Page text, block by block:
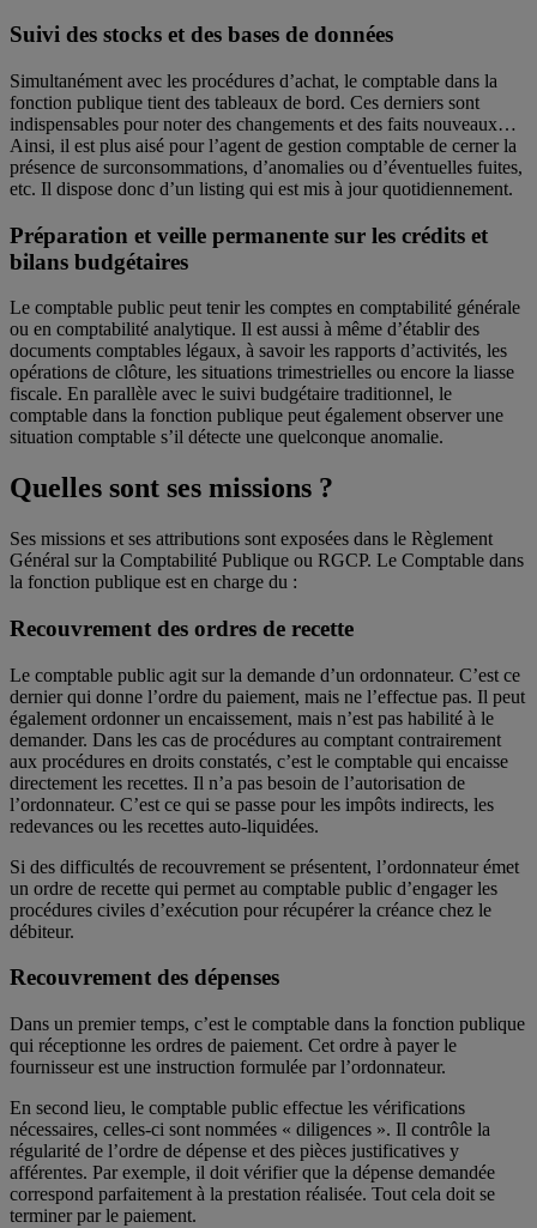
Suivi des stocks et des bases de données
Simultanément avec les procédures d’achat, le comptable dans la
fonction publique tient des tableaux de bord. Ces derniers sont
indispensables pour noter des changements et des faits nouveaux…
Ainsi, il est plus aisé pour l’agent de gestion comptable de cerner la
présence de surconsommations, d’anomalies ou d’éventuelles fuites,
etc. Il dispose donc d’un listing qui est mis à jour quotidiennement.
Préparation et veille permanente sur les crédits et
bilans budgétaires
Le comptable public peut tenir les comptes en comptabilité générale
ou en comptabilité analytique. Il est aussi à même d’établir des
documents comptables légaux, à savoir les rapports d’activités, les
opérations de clôture, les situations trimestrielles ou encore la liasse
fiscale. En parallèle avec le suivi budgétaire traditionnel, le
comptable dans la fonction publique peut également observer une
situation comptable s’il détecte une quelconque anomalie.
Quelles sont ses missions ?
Ses missions et ses attributions sont exposées dans le Règlement
Général sur la Comptabilité Publique ou RGCP. Le Comptable dans
la fonction publique est en charge du :
Recouvrement des ordres de recette
Le comptable public agit sur la demande d’un ordonnateur. C’est ce
dernier qui donne l’ordre du paiement, mais ne l’effectue pas. Il peut
également ordonner un encaissement, mais n’est pas habilité à le
demander. Dans les cas de procédures au comptant contrairement
aux procédures en droits constatés, c’est le comptable qui encaisse
directement les recettes. Il n’a pas besoin de l’autorisation de
l’ordonnateur. C’est ce qui se passe pour les impôts indirects, les
redevances ou les recettes auto-liquidées.
Si des difficultés de recouvrement se présentent, l’ordonnateur émet
un ordre de recette qui permet au comptable public d’engager les
procédures civiles d’exécution pour récupérer la créance chez le
débiteur.
Recouvrement des dépenses
Dans un premier temps, c’est le comptable dans la fonction publique
qui réceptionne les ordres de paiement. Cet ordre à payer le
fournisseur est une instruction formulée par l’ordonnateur.
En second lieu, le comptable public effectue les vérifications
nécessaires, celles-ci sont nommées « diligences ». Il contrôle la
régularité de l’ordre de dépense et des pièces justificatives y
afférentes. Par exemple, il doit vérifier que la dépense demandée
correspond parfaitement à la prestation réalisée. Tout cela doit se
terminer par le paiement.